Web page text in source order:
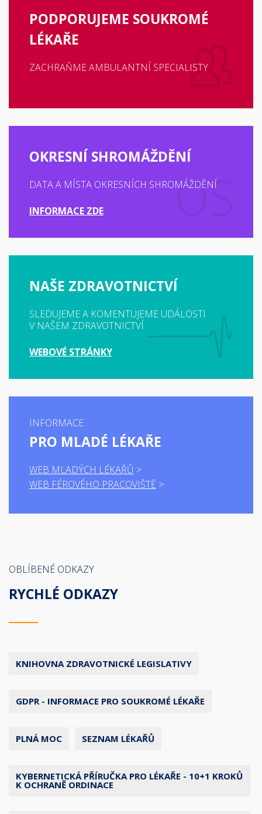
PODPORUJEME SOUKROMÉ
LÉKAŘE
ZACHRAŇME AMBULANTNÍ SPECIALISTY
OKRESNÍ SHROMÁŽDĚNÍ
DATA A MÍSTA OKRESNÍCH SHROMÁŽDĚNÍ
INFORMACE ZDE
NAŠE ZDRAVOTNICTVÍ
SLEDUJEME A KOMENTUJEME UDÁLOSTI
V NAŠEM ZDRAVOTNICTVÍ
WEBOVÉ STRÁNKY
INFORMACE
PRO MLADÉ LÉKAŘE
WEB MLADÝCH LÉKAŘŮ
WEB FÉROVÉHO PRACOVIŠTĚ
OBLÍBENÉ ODKAZY
RYCHLÉ ODKAZY
KNIHOVNA ZDRAVOTNICKÉ LEGISLATIVY
GDPR - INFORMACE PRO SOUKROMÉ LÉKAŘE
PLNÁ MOC SEZNAM LÉKAŘŮ
KYBERNETICKÁ PŘÍRUČKA PRO LÉKAŘE - 10+1 KROKŮ
K OCHRANĚ ORDINACE